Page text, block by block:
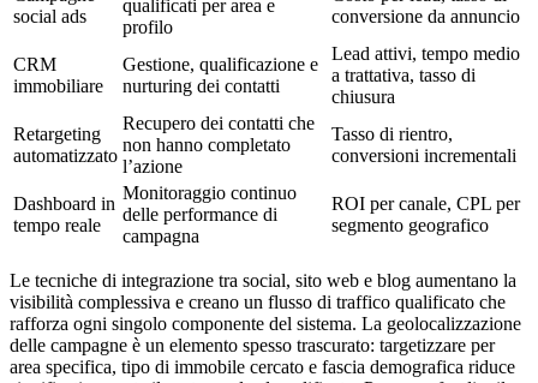
social ads
qualificati per area e
profilo
conversione da annuncio
CRM
immobiliare
Gestione, qualificazione e
nurturing dei contatti
Lead attivi, tempo medio
a trattativa, tasso di
chiusura
Retargeting
automatizzato
Recupero dei contatti che
non hanno completato
l’azione
Tasso di rientro,
conversioni incrementali
Dashboard in
tempo reale
Monitoraggio continuo
delle performance di
campagna
ROI per canale, CPL per
segmento geografico
Le tecniche di integrazione tra social, sito web e blog aumentano la
visibilità complessiva e creano un flusso di traffico qualificato che
rafforza ogni singolo componente del sistema. La geolocalizzazione
delle campagne è un elemento spesso trascurato: targetizzare per
area specifica, tipo di immobile cercato e fascia demografica riduce